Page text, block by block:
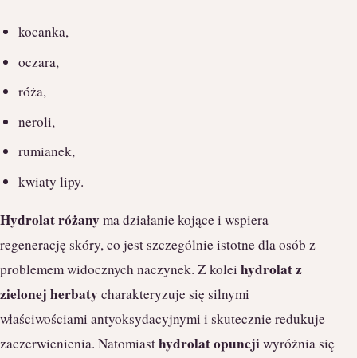
kocanka,
oczara,
róża,
neroli,
rumianek,
kwiaty lipy.
Hydrolat różanyma działanie kojące i wspiera
regenerację skóry, co jest szczególnie istotne dla osób z
problemem widocznych naczynek. Z kolei hydrolat z
zielonej herbatycharakteryzuje się silnymi
właściwościami antyoksydacyjnymi i skutecznie redukuje
zaczerwienienia. Natomiasthydrolat opuncjiwyróżnia się